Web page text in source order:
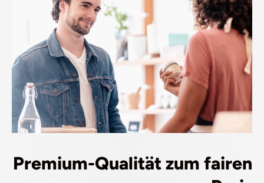
Premium-Qualität zum fairen